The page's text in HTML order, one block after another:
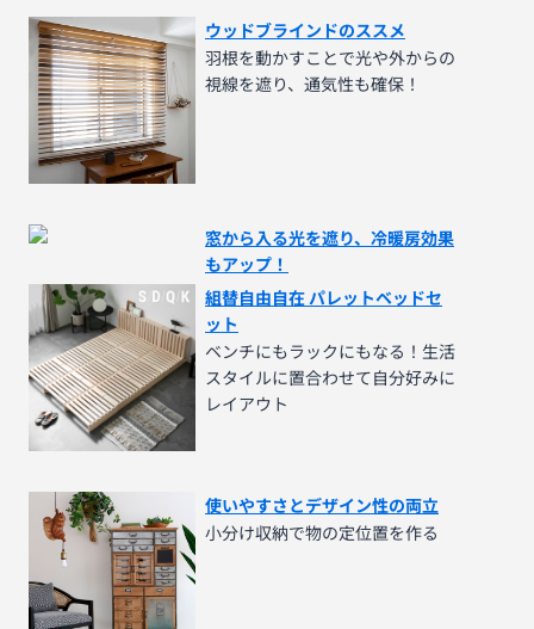
ウッドブラインドのススメ
羽根を動かすことで光や外からの
視線を遮り、通気性も確保！
窓から入る光を遮り、冷暖房効果
もアップ！
組替自由自在 パレットベッドセ
ット
ベンチにもラックにもなる！生活
スタイルに置合わせて自分好みに
レイアウト
使いやすさとデザイン性の両立
小分け収納で物の定位置を作る